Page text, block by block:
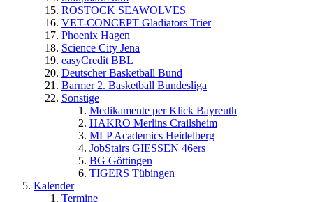
ROSTOCK SEAWOLVES
VET-CONCEPT Gladiators Trier
Phoenix Hagen
Science City Jena
easyCredit BBL
Deutscher Basketball Bund
Barmer 2. Basketball Bundesliga
Sonstige
Medikamente per Klick Bayreuth
HAKRO Merlins Crailsheim
MLP Academics Heidelberg
JobStairs GIESSEN 46ers
BG Göttingen
TIGERS Tübingen
Kalender
Termine